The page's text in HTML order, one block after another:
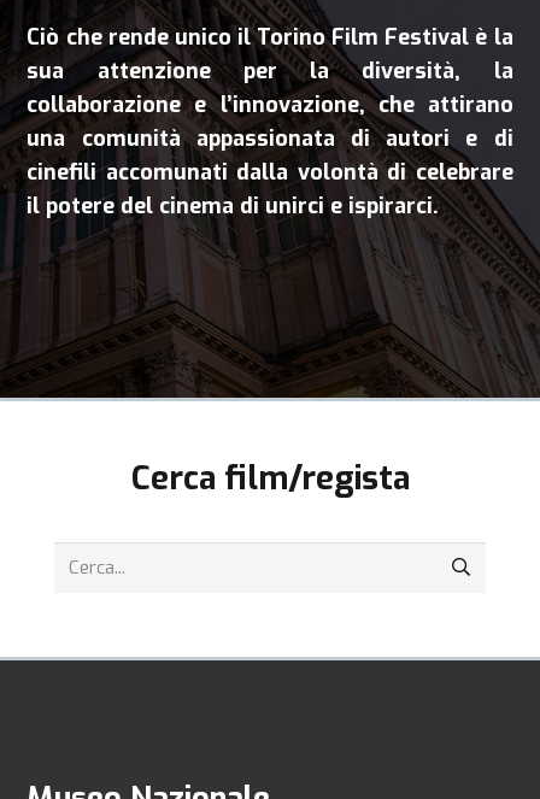
Ciò che rende unico il Torino Film Festival è la
sua attenzione per la diversità, la
collaborazione e l’innovazione, che attirano
una comunità appassionata di autori e di
cinefili accomunati dalla volontà di celebrare
il potere del cinema di unirci e ispirarci.
Cerca film/regista